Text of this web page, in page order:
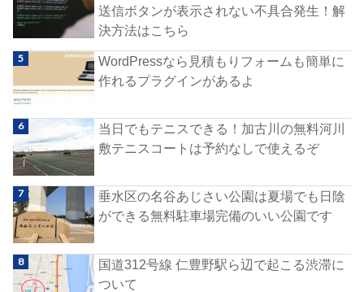
送信ボタンが表示されない不具合発生！解
決方法はこちら
WordPressなら見積もりフォームも簡単に
作れるプラグインがあるよ
当日でもテニスできる！加古川の無料河川
敷テニスコートは予約なしで使えるぞ
垂水区の名谷あじさい公園は夏場でも日陰
ができる無料駐車場完備のいい公園です
国道312号線 仁豊野駅ら辺で起こる渋滞に
ついて